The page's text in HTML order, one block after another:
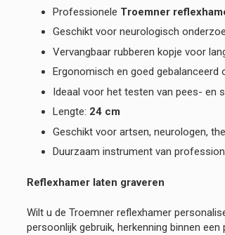
Professionele Troemner
Geschikt voor neurologisch
Vervangbaar rubberen kopje voor
Ergonomisch en goed gebalanceerd
Ideaal voor het testen van pees- en
Lengte: 24 cm
Geschikt voor artsen, neurologen,
Duurzaam instrument van
Reflexhamer laten graveren
Wilt u de Troemner reflexhamer
persoonlijk gebruik, herkenning binnen